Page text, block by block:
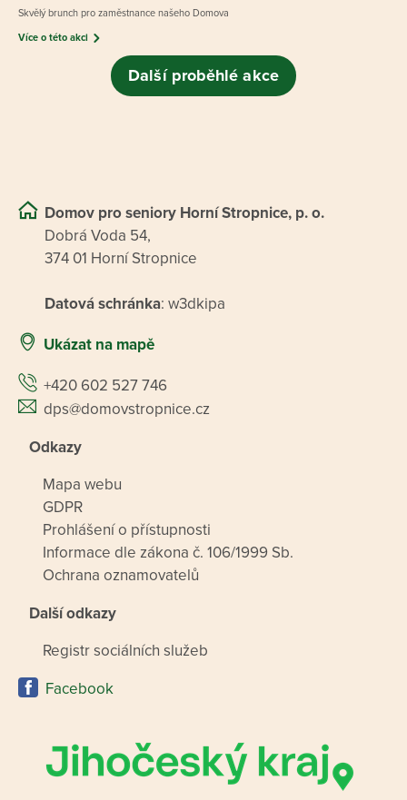
Skvělý brunch pro zaměstnance našeho Domova
Více o této akci
Další proběhlé akce
Domov pro seniory Horní Stropnice, p. o.
Dobrá Voda 54,
374 01 Horní Stropnice
Datová schránka: w3dkipa
Ukázat na mapě
+420 602 527 746
dps@domovstropnice.cz
Odkazy
Mapa webu
GDPR
Prohlášení o přístupnosti
Informace dle zákona č. 106/1999 Sb.
Ochrana oznamovatelů
Další odkazy
Registr sociálních služeb
Facebook